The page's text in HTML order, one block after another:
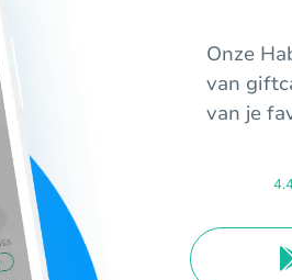
Onze
van
van je